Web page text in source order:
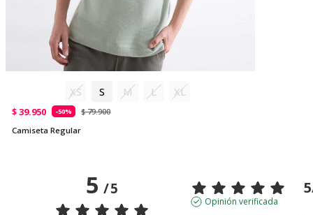
XS S M L XL
$ 39.950 -50%
$ 79.900
Camiseta Regular
5/5 5
Opinión verificada